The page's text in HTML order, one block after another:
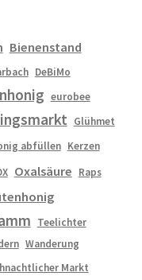
Bienenstand
DeBiMo
eurobee
Glühmet
abfüllen Kerzen
Oxalsäure Raps
Teelichter
Wanderung
Markt